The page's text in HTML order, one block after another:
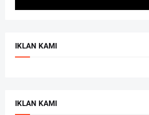
IKLAN KAMI
IKLAN KAMI